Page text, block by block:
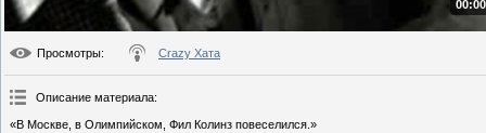
Просмотры: Crazy Хата
Описание материала:
«В Москве, в Олимпийском, Фил Колинз повеселился.»